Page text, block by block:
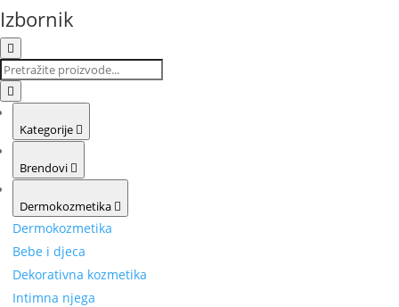
Izbornik
Kategorije
Brendovi
Dermokozmetika
Dermokozmetika
Bebe i djeca
Dekorativna kozmetika
Intimna njega